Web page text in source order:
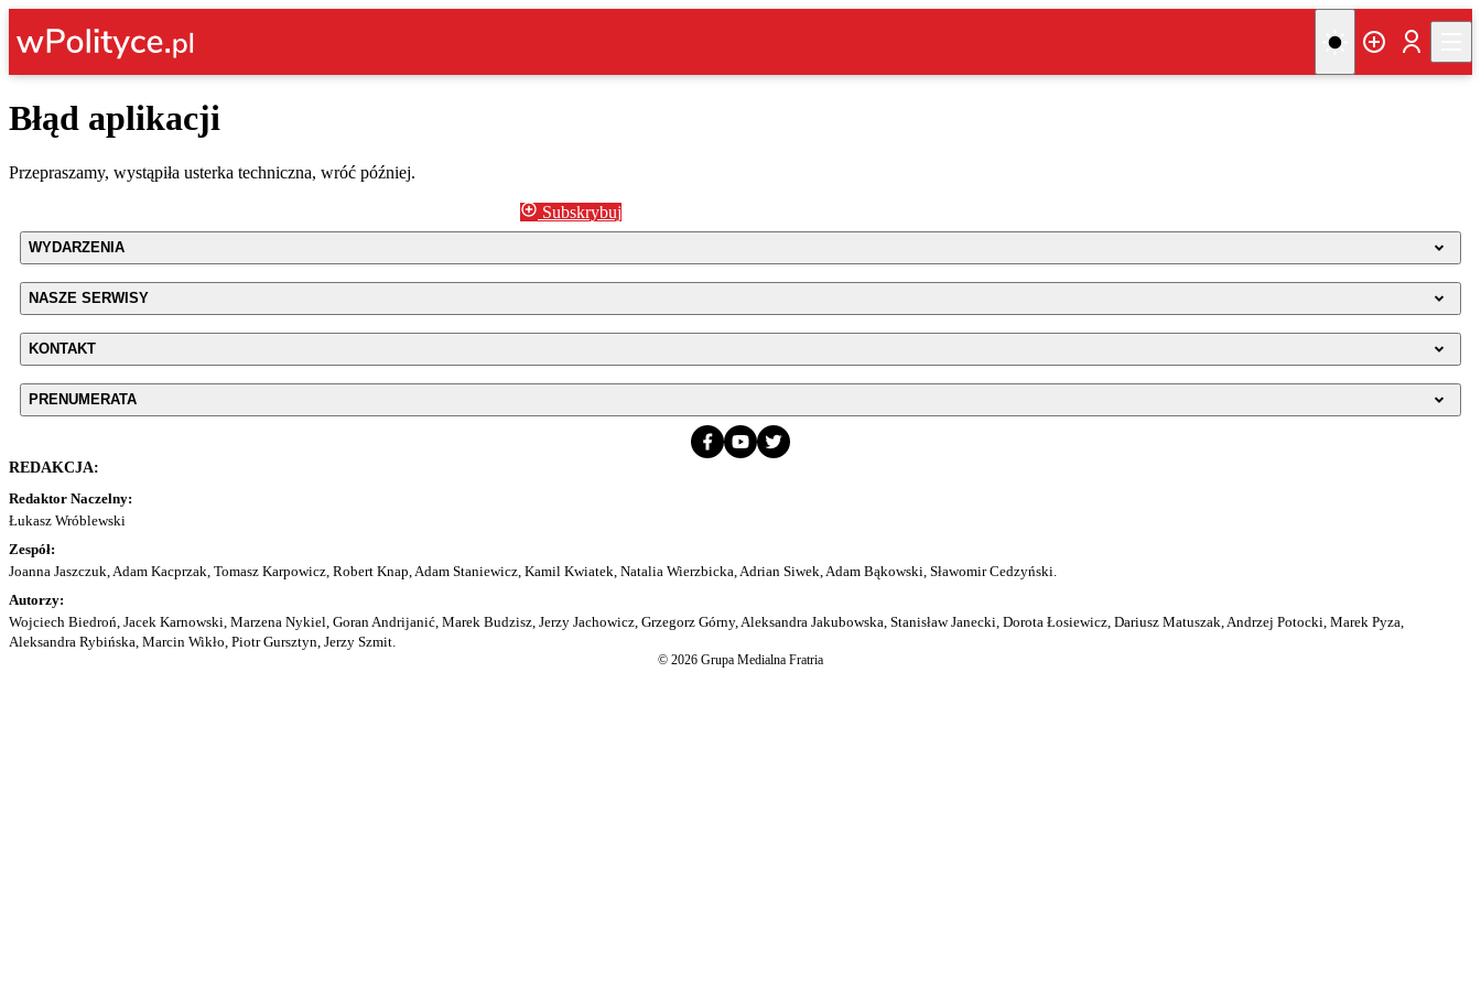
Błąd aplikacji
Przepraszamy, wystąpiła usterka techniczna, wróć później.
Subskrybuj
WYDARZENIA
NASZE SERWISY
KONTAKT
PRENUMERATA
REDAKCJA:
Redaktor Naczelny:
Łukasz Wróblewski
Zespół:
Joanna Jaszczuk, Adam Kacprzak, Tomasz Karpowicz, Robert Knap, Adam Staniewicz, Kamil Kwiatek, Natalia Wierzbicka, Adrian Siwek, Adam Bąkowski, Sławomir Cedzyński.
Autorzy:
Wojciech Biedroń, Jacek Karnowski, Marzena Nykiel, Goran Andrijanić, Marek Budzisz, Jerzy Jachowicz, Grzegorz Górny, Aleksandra Jakubowska, Stanisław Janecki, Dorota Łosiewicz, Dariusz Matuszak, Andrzej Potocki, Marek Pyza,
Aleksandra Rybińska, Marcin Wikło, Piotr Gursztyn, Jerzy Szmit.
© 2026 Grupa Medialna Fratria